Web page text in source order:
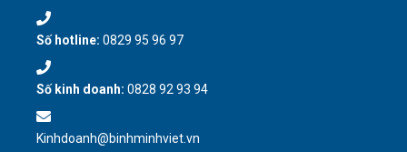
Số hotline: 0829 95 96 97
Số kinh doanh: 0828 92 93 94
Kinhdoanh@binhminhviet.vn